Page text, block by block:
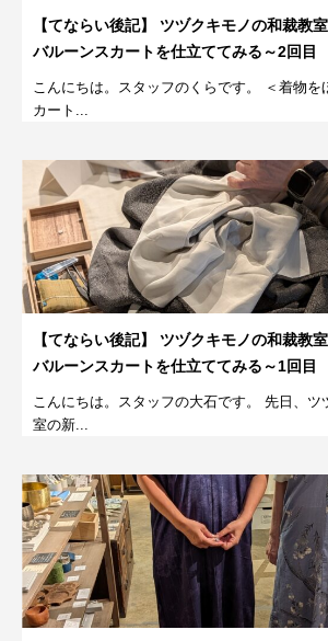
【てならい後記】 ツヅクキモノの和裁教室 〜着物をほどいて
バルーンスカートを仕立ててみる～2回目
こんにちは。スタッフのくらです。 ＜着物を
カート...
【てならい後記】 ツヅクキモノの和裁教室 〜着物をほどいて
バルーンスカートを仕立ててみる～1回目
こんにちは。スタッフの大石です。 先日、ツ
室の新...